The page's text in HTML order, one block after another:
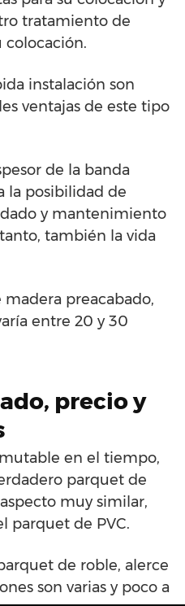
tratamiento de
colocación.
instalación son
ventajas de este tipo
de la banda
la posibilidad de
y mantenimiento
también la vida
preacabado,
entre 20 y 30
precio y
en el tiempo,
parquet de
muy similar,
parquet de PVC.
de roble, alerce
son varias y poco a